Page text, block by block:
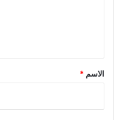
*
الاسم *